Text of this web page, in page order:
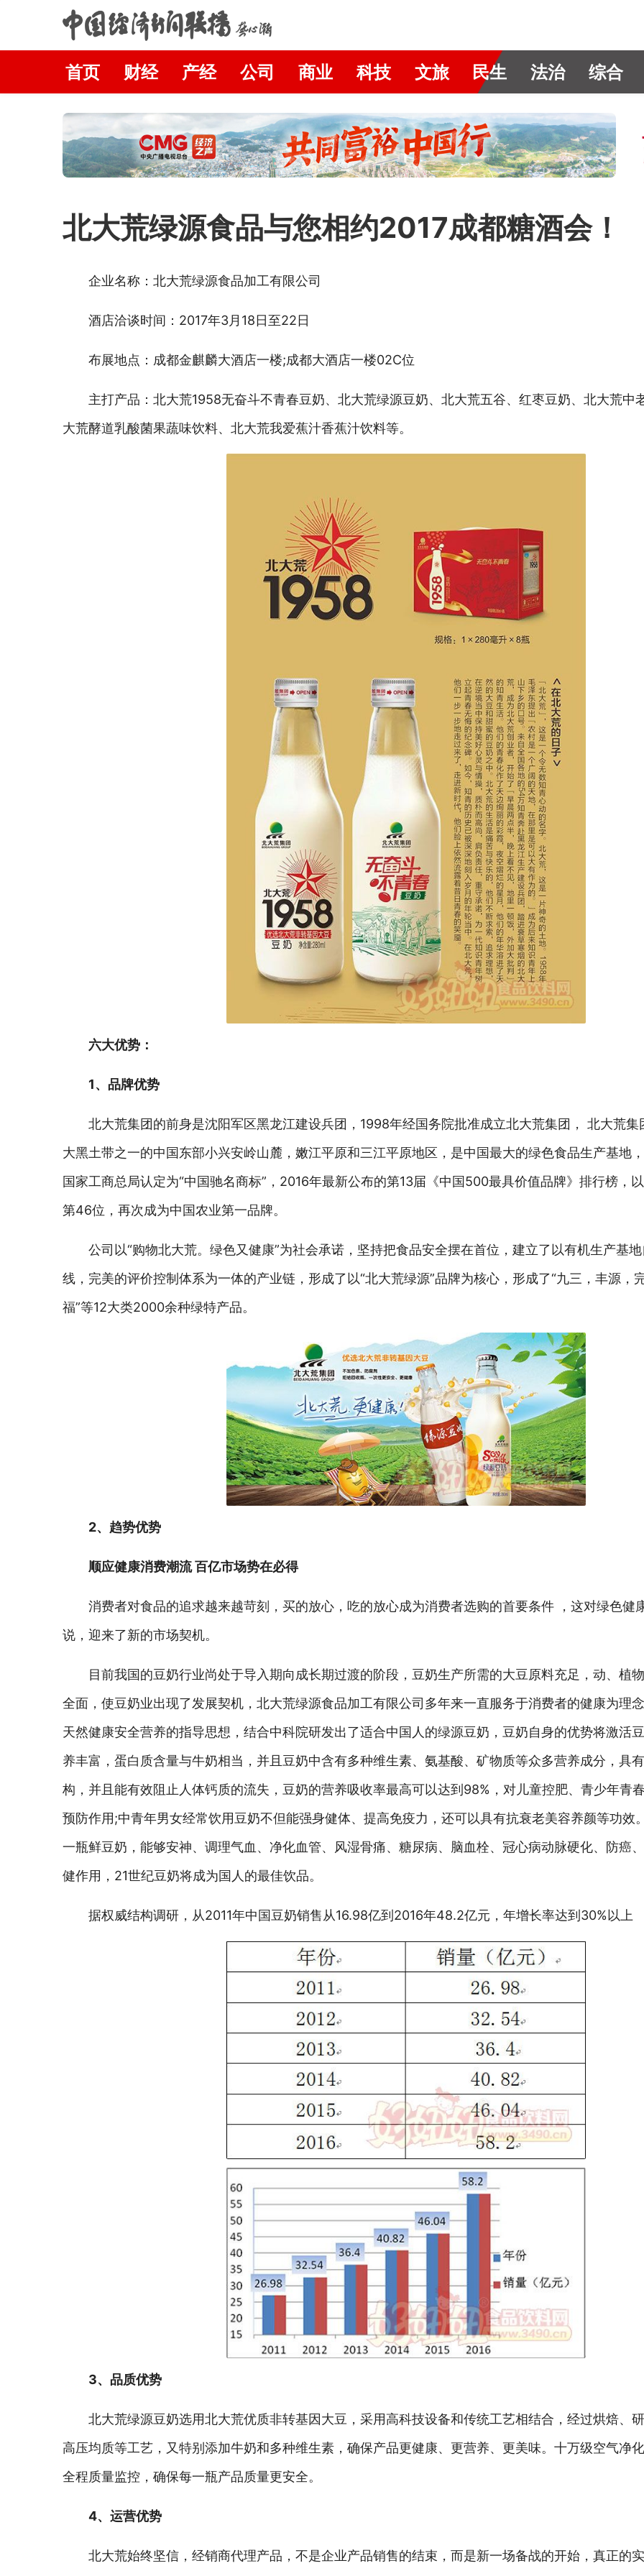
首页 财经 产经 公司 商业 科技 文旅 民生 法治 综合
北大荒绿源食品与您相约2017成都糖酒会！
企业名称：北大荒绿源食品加工有限公司
酒店洽谈时间：2017年3月18日至22日
布展地点：成都金麒麟大酒店一楼;成都大酒店一楼02C位
主打产品：北大荒1958无奋斗不青春豆奶、北大荒绿源豆奶、北大荒五谷、红枣豆奶、北大荒中
大荒酵道乳酸菌果蔬味饮料、北大荒我爱蕉汁香蕉汁饮料等。
六大优势：
1、品牌优势
北大荒集团的前身是沈阳军区黑龙江建设兵团，1998年经国务院批准成立北大荒集团， 北大荒集
大黑土带之一的中国东部小兴安岭山麓，嫩江平原和三江平原地区，是中国最大的绿色食品生产基地
国家工商总局认定为“中国驰名商标”，2016年最新公布的第13届《中国500最具价值品牌》排行榜，
第46位，再次成为中国农业第一品牌。
公司以“购物北大荒。绿色又健康”为社会承诺，坚持把食品安全摆在首位，建立了以有机生产基
线，完美的评价控制体系为一体的产业链，形成了以“北大荒绿源”品牌为核心，形成了“九三，丰源，
福”等12大类2000余种绿特产品。
2、趋势优势
顺应健康消费潮流 百亿市场势在必得
消费者对食品的追求越来越苛刻，买的放心，吃的放心成为消费者选购的首要条件 ，这对绿色健
说，迎来了新的市场契机。
目前我国的豆奶行业尚处于导入期向成长期过渡的阶段，豆奶生产所需的大豆原料充足，动、植
全面，使豆奶业出现了发展契机，北大荒绿源食品加工有限公司多年来一直服务于消费者的健康为理
天然健康安全营养的指导思想，结合中科院研发出了适合中国人的绿源豆奶，豆奶自身的优势将激活
养丰富，蛋白质含量与牛奶相当，并且豆奶中含有多种维生素、氨基酸、矿物质等众多营养成分，具
构，并且能有效阻止人体钙质的流失，豆奶的营养吸收率最高可以达到98%，对儿童控肥、青少年青
预防作用;中青年男女经常饮用豆奶不但能强身健体、提高免疫力，还可以具有抗衰老美容养颜等功效
一瓶鲜豆奶，能够安神、调理气血、净化血管、风湿骨痛、糖尿病、脑血栓、冠心病动脉硬化、防癌
健作用，21世纪豆奶将成为国人的最佳饮品。
据权威结构调研，从2011年中国豆奶销售从16.98亿到2016年48.2亿元，年增长率达到30%以上
3、品质优势
北大荒绿源豆奶选用北大荒优质非转基因大豆，采用高科技设备和传统工艺相结合，经过烘焙、研
高压均质等工艺，又特别添加牛奶和多种维生素，确保产品更健康、更营养、更美味。十万级空气净
全程质量监控，确保每一瓶产品质量更安全。
4、运营优势
北大荒始终坚信，经销商代理产品，不是企业产品销售的结束，而是新一场备战的开始，真正的